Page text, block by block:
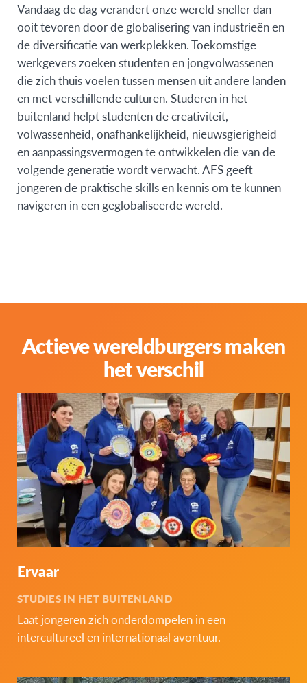
Vandaag de dag verandert onze wereld sneller dan
ooit tevoren door de globalisering van industrieën en
de diversificatie van werkplekken. Toekomstige
werkgevers zoeken studenten en jongvolwassenen
die zich thuis voelen tussen mensen uit andere landen
en met verschillende culturen. Studeren in het
buitenland helpt studenten de creativiteit,
volwassenheid, onafhankelijkheid, nieuwsgierigheid
en aanpassingsvermogen te ontwikkelen die van de
volgende generatie wordt verwacht. AFS geeft
jongeren de praktische skills en kennis om te kunnen
navigeren in een geglobaliseerde wereld.
Actieve wereldburgers maken
het verschil
Ervaar
STUDIES IN HET BUITENLAND
Laat jongeren zich onderdompelen in een
intercultureel en internationaal avontuur.